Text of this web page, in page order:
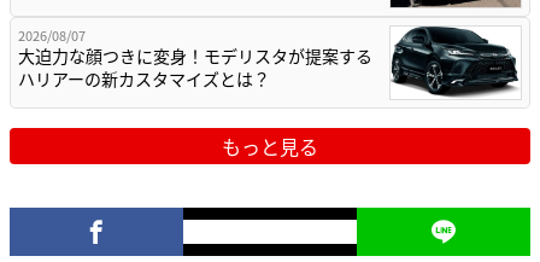
2026/08/07
大迫力な顔つきに変身！モデリスタが提案する
ハリアーの新カスタマイズとは？
もっと見る